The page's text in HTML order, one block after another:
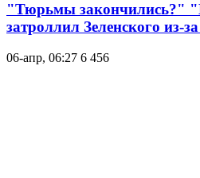
"Тюрьмы закончились?"
затроллил Зеленского из-
06-апр, 06:27 6 456